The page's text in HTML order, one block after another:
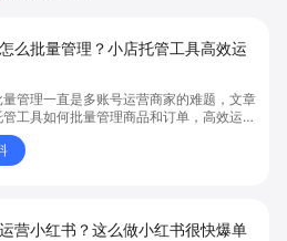
么批量管理？小店托管工具高效运
管理一直是多账号运营商家的难题，文章
工具如何批量管理商品和订单，高效运营
小店。通过智能同步、AI运营托管和丰富营
提升门店管理效率。点击了解微信小店批
效托管的实用方案！
营小红书？这么做小红书很快爆单